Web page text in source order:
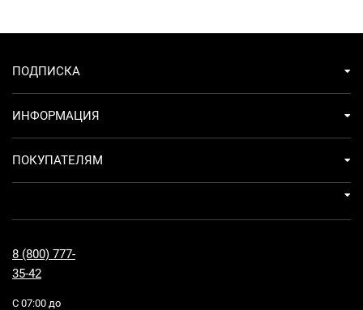
ПОДПИСКА
ИНФОРМАЦИЯ
ПОКУПАТЕЛЯМ
8 (800) 777-
35-42
С 07:00 до